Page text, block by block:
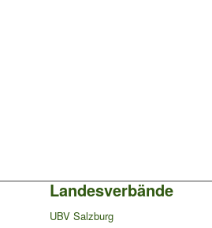
Landesverbände
UBV Salzburg